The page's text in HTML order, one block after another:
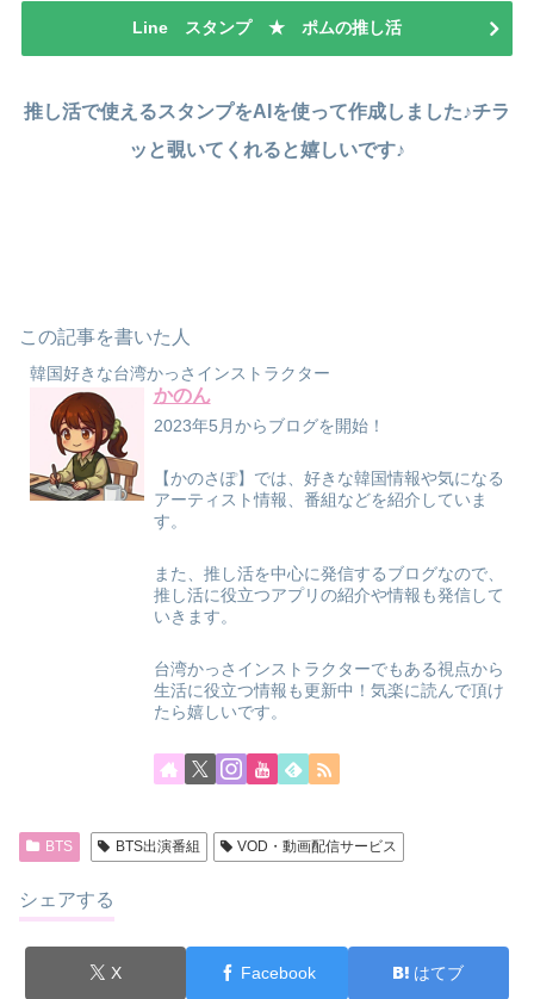
Line スタンプ ★ ポムの推し活
推し活で使えるスタンプをAIを使って作成しました♪チラ
ッと覗いてくれると嬉しいです♪
この記事を書いた人
韓国好きな台湾かっさインストラクター
かのん
2023年5月からブログを開始！
【かのさぽ】では、好きな韓国情報や気になる
アーティスト情報、番組などを紹介していま
す。
また、推し活を中心に発信するブログなので、
推し活に役立つアプリの紹介や情報も発信して
いきます。
台湾かっさインストラクターでもある視点から
生活に役立つ情報も更新中！気楽に読んで頂け
たら嬉しいです。
BTS BTS出演番組 VOD・動画配信サービス
シェアする
X Facebook はてブ